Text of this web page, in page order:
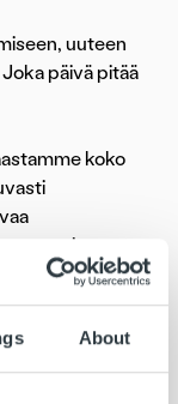
About
uuteen
päivä pitää
koko
ja
avulla
kassavirtaa